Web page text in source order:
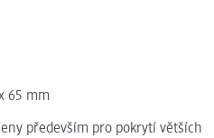
65 mm
především pro pokrytí větších